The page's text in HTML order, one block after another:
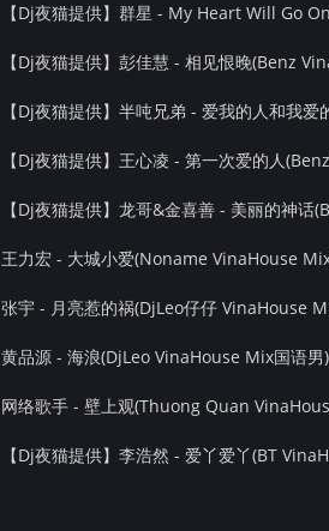
【Dj夜猫提供】彭佳慧 - 相见恨晚(Benz
【Dj夜猫提供】王心凌 - 第一次爱的人
王力宏 - 大城小爱(Noname VinaHouse
张宇 - 月亮惹的祸(DjLeo仔仔 VinaHouse
黄品源 - 海浪(DjLeo VinaHouse Mix国语男)
网络歌手 - 壁上观(Thuong Quan
【Dj夜猫提供】李浩然 - 爱丫爱丫(BT